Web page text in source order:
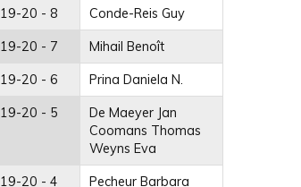
19-20 - 8 Conde-Reis Guy
19-20 - 7 Mihail Benoît
19-20 - 6 Prina Daniela N.
19-20 - 5
De Maeyer Jan
Coomans Thomas
Weyns Eva
19-20 - 4
Pecheur Barbara